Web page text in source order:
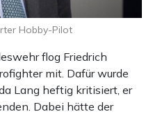
flog Friedrich
mit. Dafür wurde
Lang heftig kritisiert, er
Dabei hätte der
Hobby-Pilot